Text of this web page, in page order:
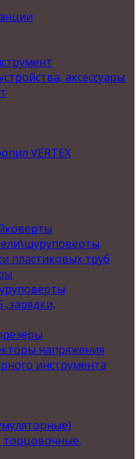
аксессуары
VERTEX
пластиковых труб
,зарядки,
напряжения
инструмента